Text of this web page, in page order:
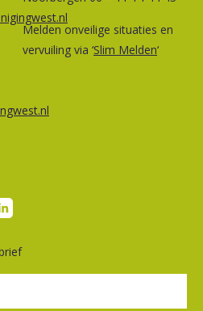
Melden onveilige situaties en
vervuiling via ‘Slim Melden‘